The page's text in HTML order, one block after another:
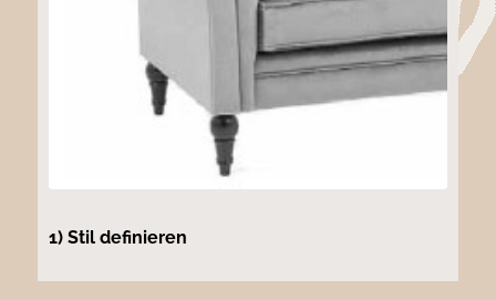
1) Stil definieren